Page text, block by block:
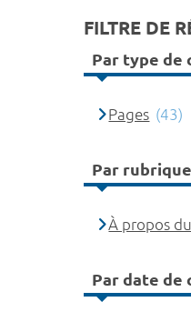
FILTRE DE
Par type de
Pages (43)
Par rubrique
À propos
Par date de